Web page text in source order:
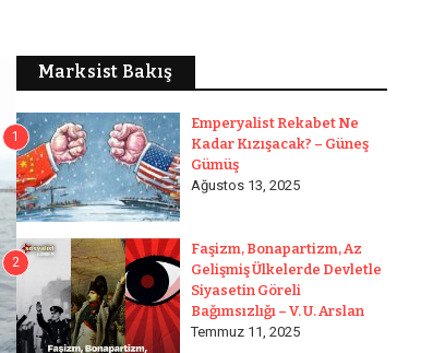
Marksist Bakış
1
Emperyalist Rekabet Ne
Kadar Kızışacak? – Güneş
Gümüş
Ağustos 13, 2025
2
Faşizm, Bonapartizm, Az
Gelişmiş Ülkelerde Devletle
Siyasetin Göreli
Bağımsızlığı – V. U. Arslan
Temmuz 11, 2025